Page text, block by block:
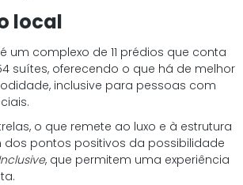
local
um complexo de 11 prédios que conta
suítes, oferecendo o que há de melhor
inclusive para pessoas com
o que remete ao luxo e à estrutura
dos pontos positivos da possibilidade
, que permitem uma experiência